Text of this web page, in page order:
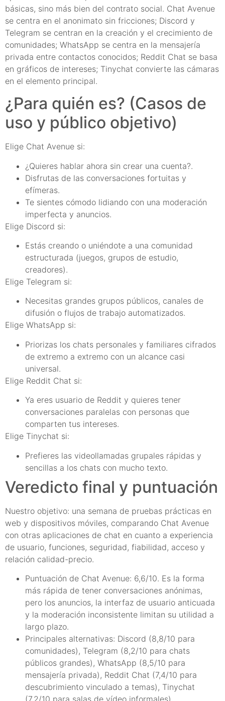
básicas, sino más bien del contrato social. Chat Avenue
se centra en el anonimato sin fricciones; Discord y
Telegram se centran en la creación y el crecimiento de
comunidades; WhatsApp se centra en la mensajería
privada entre contactos conocidos; Reddit Chat se basa
en gráficos de intereses; Tinychat convierte las cámaras
en el elemento principal.
¿Para quién es? (Casos de
uso y público objetivo)
Elige Chat Avenue si:
¿Quieres hablar ahora sin crear una cuenta?.
Disfrutas de las conversaciones fortuitas y
efímeras.
Te sientes cómodo lidiando con una moderación
imperfecta y anuncios.
Elige Discord si:
Estás creando o uniéndote a una comunidad
estructurada (juegos, grupos de estudio,
creadores).
Elige Telegram si:
Necesitas grandes grupos públicos, canales de
difusión o flujos de trabajo automatizados.
Elige WhatsApp si:
Priorizas los chats personales y familiares cifrados
de extremo a extremo con un alcance casi
universal.
Elige Reddit Chat si:
Ya eres usuario de Reddit y quieres tener
conversaciones paralelas con personas que
comparten tus intereses.
Elige Tinychat si:
Prefieres las videollamadas grupales rápidas y
sencillas a los chats con mucho texto.
Veredicto final y puntuación
Nuestro objetivo: una semana de pruebas prácticas en
web y dispositivos móviles, comparando Chat Avenue
con otras aplicaciones de chat en cuanto a experiencia
de usuario, funciones, seguridad, fiabilidad, acceso y
relación calidad-precio.
Puntuación de Chat Avenue: 6,6/10. Es la forma
más rápida de tener conversaciones anónimas,
pero los anuncios, la interfaz de usuario anticuada
y la moderación inconsistente limitan su utilidad a
largo plazo.
Principales alternativas: Discord (8,8/10 para
comunidades), Telegram (8,2/10 para chats
públicos grandes), WhatsApp (8,5/10 para
mensajería privada), Reddit Chat (7,4/10 para
descubrimiento vinculado a temas), Tinychat
(7,2/10 para salas de vídeo informales).